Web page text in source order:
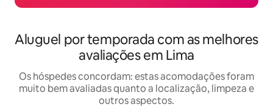
Aluguel por temporada com as melhores
avaliações em Lima
Os hóspedes concordam: estas acomodações foram
muito bem avaliadas quanto a localização, limpeza e
outros aspectos.